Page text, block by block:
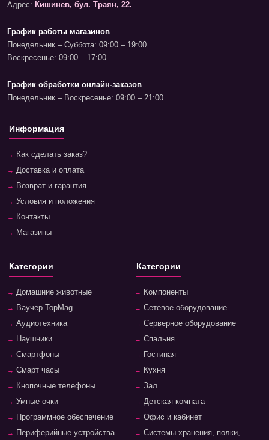
Адрес: Кишинев, бул. Траян, 22.
График работы магазинов
Понедельник – Суббота: 09:00 – 19:00
Воскресенье: 09:00 – 17:00
График обработки онлайн-заказов
Понедельник – Воскресенье: 09:00 – 21:00
Информация
Как сделать заказ?
Доставка и оплата
Возврат и гарантия
Условия и положения
Контакты
Магазины
Категории
Домашние животные
Ваучер TopMag
Аудиотехника
Наушники
Смартфоны
Смарт часы
Кнопочные телефоны
Умные очки
Программное обеспечение
Периферийные устройства
Категории
Компоненты
Сетевое оборудование
Серверное оборудование
Спальня
Гостиная
Кухня
Зал
Детская комната
Офис и кабинет
Системы хранения, полки,